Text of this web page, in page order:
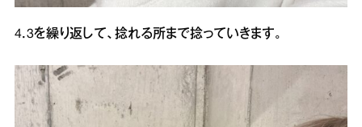
4．3を繰り返して、捻れる所まで捻っていきます。